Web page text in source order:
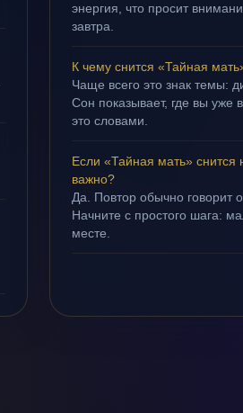
энергия, что просит
завтра.
К чему снится «Тайная
Чаще всего это знак темы:
Сон показывает, где вы уже
это словами.
Если «Тайная мать»
важно?
Да. Повтор обычно говорит
Начните с простого шага:
месте.